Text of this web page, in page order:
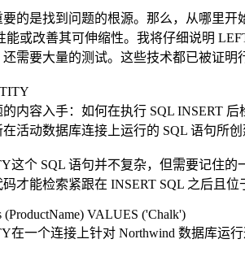
的是找到问题的根源。那么，从哪里
能或改善其可伸缩性。我将仔细说明
需要大量的测试。这些技术都已被证
内容入手：如何在执行 SQL INSERT
活动数据库连接上运行的 SQL 语句所创
这个 SQL 语句并不复杂，但需要记住
才能检索紧跟在 INSERT SQL 之后且
VALUES ('Chalk')
在一个连接上针对 Northwind 数据库运